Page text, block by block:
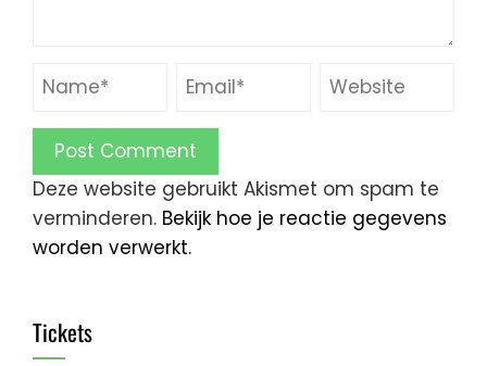
Deze website gebruikt Akismet om spam te
verminderen. Bekijk hoe je reactie gegevens
worden verwerkt.
Tickets